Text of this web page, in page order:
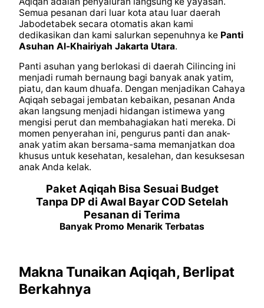
Semua pesanan dari luar kota atau luar daerah
Jabodetabek secara otomatis akan kami
dedikasikan dan kami salurkan sepenuhnya ke Panti
Asuhan Al-Khairiyah Jakarta Utara.
Panti asuhan yang berlokasi di daerah Cilincing ini
menjadi rumah bernaung bagi banyak anak yatim,
piatu, dan kaum dhuafa. Dengan menjadikan Cahaya
Aqiqah sebagai jembatan kebaikan, pesanan Anda
akan langsung menjadi hidangan istimewa yang
mengisi perut dan membahagiakan hati mereka. Di
momen penyerahan ini, pengurus panti dan anak-
anak yatim akan bersama-sama memanjatkan doa
khusus untuk kesehatan, kesalehan, dan kesuksesan
anak Anda kelak.
Paket Aqiqah Bisa Sesuai Budget
Tanpa DP di Awal Bayar COD Setelah
Pesanan di Terima
Banyak Promo Menarik Terbatas
Makna Tunaikan Aqiqah, Berlipat
Berkahnya